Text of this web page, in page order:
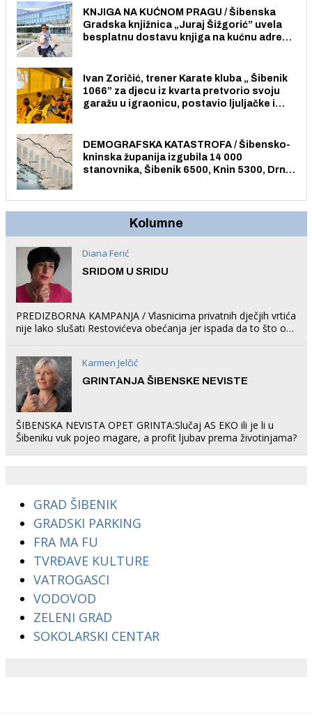
KNJIGA NA KUĆNOM PRAGU / Šibenska
Gradska knjižnica „Juraj Šižgorić” uvela
besplatnu dostavu knjiga na kućnu adresu
Ivan Zoričić, trener Karate kluba „ Šibenik
1066” za djecu iz kvarta pretvorio svoju
garažu u igraonicu, postavio ljuljačke i
DEMOGRAFSKA KATASTROFA / Šibensko-
kninska županija izgubila 14 000
stanovnika, Šibenik 6500, Knin 5300, Drniš
Kolumne
Diana Ferić
SRIDOM U SRIDU
PREDIZBORNA KAMPANJA / Vlasnicima privatnih dječjih vrtića
nije lako slušati Restovićeva obećanja jer ispada da to što oni
Karmen Jelčić
GRINTANJA ŠIBENSKE NEVISTE
ŠIBENSKA NEVISTA OPET GRINTA:Slučaj AS EKO ili je li u
Šibeniku vuk pojeo magare, a profit ljubav prema životinjama?
GRAD ŠIBENIK
GRADSKI PARKING
FRA MA FU
TVRĐAVE KULTURE
VATROGASCI
VODOVOD
ZELENI GRAD
SOKOLARSKI CENTAR